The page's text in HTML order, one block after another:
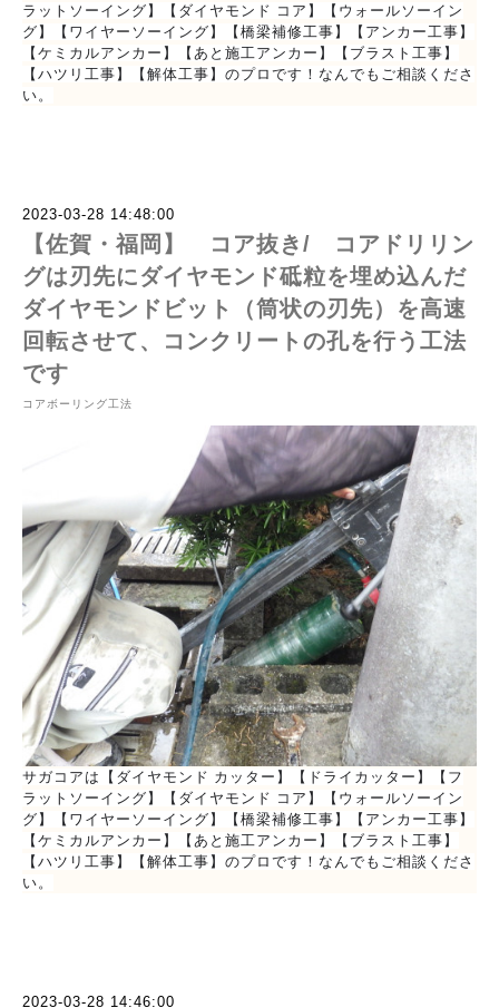
ラットソーイング】【ダイヤモンド コア】【ウォールソーイン
グ】【ワイヤーソーイング】【橋梁補修工事】【アンカー工事】
【ケミカルアンカー】【あと施工アンカー】【ブラスト工事】
【ハツリ工事】【解体工事】のプロです！なんでもご相談くださ
い。
2023-03-28 14:48:00
【佐賀・福岡】 コア抜き/ コアドリリン
グは刃先にダイヤモンド砥粒を埋め込んだ
ダイヤモンドビット（筒状の刃先）を高速
回転させて、コンクリートの孔を行う工法
です
コアボーリング工法
サガコアは【ダイヤモンド カッター】【ドライカッター】【フ
ラットソーイング】【ダイヤモンド コア】【ウォールソーイン
グ】【ワイヤーソーイング】【橋梁補修工事】【アンカー工事】
【ケミカルアンカー】【あと施工アンカー】【ブラスト工事】
【ハツリ工事】【解体工事】のプロです！なんでもご相談くださ
い。
2023-03-28 14:46:00